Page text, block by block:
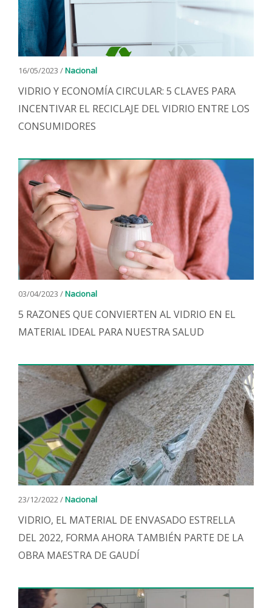
16/05/2023 /Nacional
VIDRIO Y ECONOMÍA CIRCULAR: 5 CLAVES PARA
INCENTIVAR EL RECICLAJE DEL VIDRIO ENTRE LOS
CONSUMIDORES
03/04/2023 /Nacional
5 RAZONES QUE CONVIERTEN AL VIDRIO EN EL
MATERIAL IDEAL PARA NUESTRA SALUD
23/12/2022 /Nacional
VIDRIO, EL MATERIAL DE ENVASADO ESTRELLA
DEL 2022, FORMA AHORA TAMBIÉN PARTE DE LA
OBRA MAESTRA DE GAUDÍ